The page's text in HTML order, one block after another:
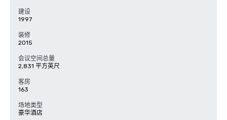
建设
1997
装修
2015
会议空间总量
2,831 平方英尺
客房
163
场地类型
豪华酒店